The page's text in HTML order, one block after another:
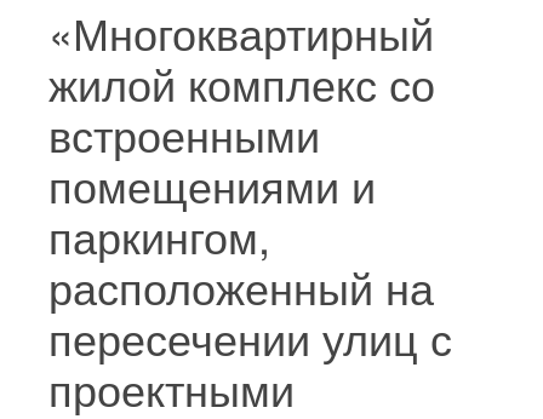
«Многоквартирный
жилой комплекс со
встроенными
помещениями и
паркингом,
расположенный на
пересечении улиц с
проектными